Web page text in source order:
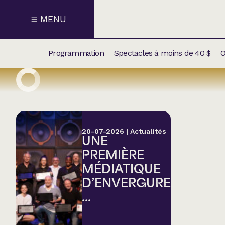
MENU
NOS
Humour
Programmation Spectacles à moins de 40 $
20-07-2026 | Actualités
UNE
PREMIÈRE
MÉDIATIQUE
D’ENVERGURE
...